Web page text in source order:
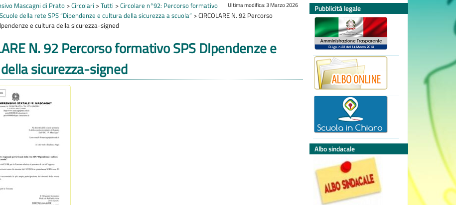
Ultima modifica: 3 Marzo 2026
Mascagni di Prato >Circolari >Tutti >Circolare n°92: Percorso formativo
della rete SPS “Dipendenze e cultura della sicurezza a scuola” >CIRCOLARE N. 92 Percorso
e cultura della sicurezza-signed
N. 92 Percorso formativo SPS DIpendenze e
sicurezza-signed
Pubblicità legale
Albo sindacale